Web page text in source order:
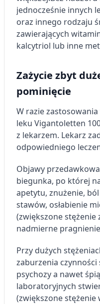
jednocześnie innych
oraz innego rodzaju
zawierających
kalcytriol lub inne
Zażycie zbyt
pominięcie
W razie
leku Vigantoletten
z lekarzem. Lekarz
odpowiedniego
Objawy
biegunka, po której
apetytu, znużenie,
stawów, osłabienie
(zwiększone
nadmierne
Przy dużych
zaburzenia
psychozy a nawet
laboratoryjnych
(zwiększone stężenie